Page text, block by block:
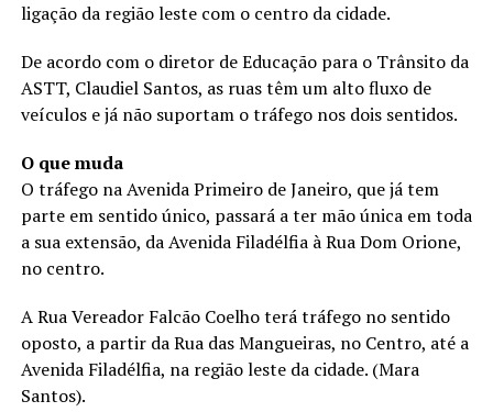
ligação da região leste com o centro da cidade.
De acordo com o diretor de Educação para o Trânsito da
ASTT, Claudiel Santos, as ruas têm um alto fluxo de
veículos e já não suportam o tráfego nos dois sentidos.
O que muda
O tráfego na Avenida Primeiro de Janeiro, que já tem
parte em sentido único, passará a ter mão única em toda
a sua extensão, da Avenida Filadélfia à Rua Dom Orione,
no centro.
A Rua Vereador Falcão Coelho terá tráfego no sentido
oposto, a partir da Rua das Mangueiras, no Centro, até a
Avenida Filadélfia, na região leste da cidade. (Mara
Santos).